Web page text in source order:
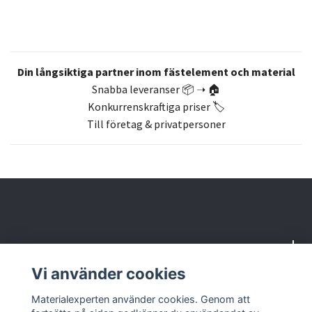
Din långsiktiga partner inom fästelement och material
Snabba leveranser 📦 ➝ 🏠
Konkurrenskraftiga priser 🏷️
Till företag & privatpersoner
Om oss
Vi använder cookies
Materialexperten använder cookies. Genom att